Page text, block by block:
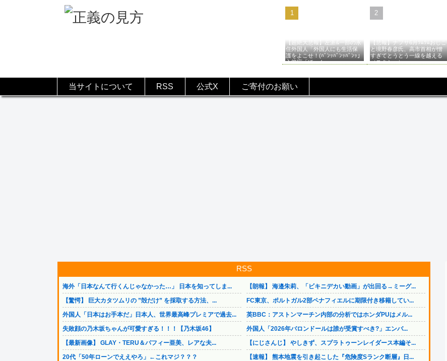
【超絶大悲報】左派&一部の永
住外国人「外国人にも生活保
護をよこせ！(ﾊﾞﾝｯﾊﾞﾝｯﾊﾞﾝｯ」
入管庁「ほーん…」→
【悲報】ナフサ6月ﾂﾑﾂﾑおじこ
と境野春彦氏、高市首相が憎
すぎてとうとう一線を越える
（スクショ）
当サイトについて RSS 公式X ご寄付のお願い
RSS
海外「日本なんて行くんじゃなかった…」 日本を知ってしま...
【驚愕】 巨大カタツムリの ”殻だけ” を採取する方法、...
外国人「日本はお手本だ」日本人、世界最高峰プレミアで過去...
失敗顔の乃木坂ちゃんが可愛すぎる！！！【乃木坂46】
【最新画像】 GLAY・TERU＆パフィー亜美、レアな夫...
20代「50年ローンでええやろ」←これマジ？？？
【朗報】 海邉朱莉、「ビキニデカい動画」が出回る→ミーグ...
FC東京、ポルトガル2部ペナフィエルに期限付き移籍してい...
英BBC：アストンマーチン内部の分析ではホンダPUはメル...
外国人「2026年バロンドールは誰が受賞すべき?」エンバ...
【にじさんじ】 やしきず、スプラトゥーンレイダース本編そ...
【速報】 熊本地震を引き起こした『危険度Sランク断層』日...